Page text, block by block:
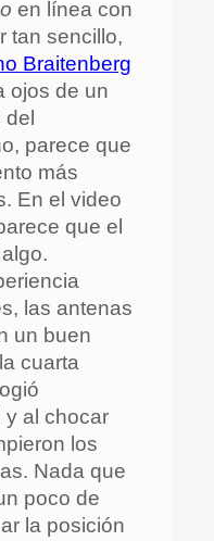
en línea con
tan sencillo,
Braitenberg
ojos de un
del
parece que
más
En el video
que el
las antenas
un buen
cuarta
y al chocar
los
Nada que
poco de
la posición